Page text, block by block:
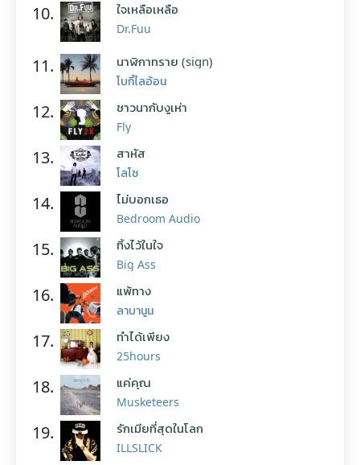
10. ใจเหลือเหลือ
Dr.Fuu
11. นาฬิกาทราย (sign)
โบกี้ไลอ้อน
12. ชาวนากับงูเห่า
Fly
13. สาหัส
โลโซ
14. ไม่บอกเธอ
Bedroom Audio
15. ทิ้งไว้ในใจ
Big Ass
16. แพ้ทาง
ลาบานูน
17. ทำได้เพียง
25hours
18. แค่คุณ
Musketeers
19. รักเมียที่สุดในโลก
ILLSLICK